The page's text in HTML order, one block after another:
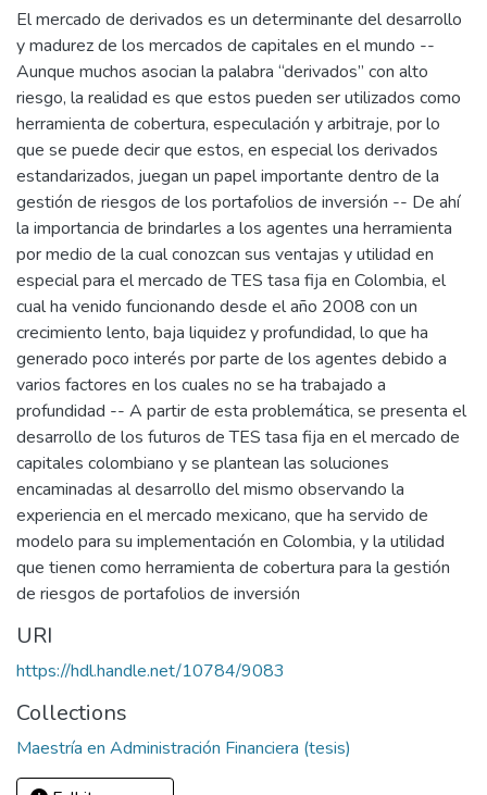
El mercado de derivados es un determinante del desarrollo
y madurez de los mercados de capitales en el mundo --
Aunque muchos asocian la palabra “derivados” con alto
riesgo, la realidad es que estos pueden ser utilizados como
herramienta de cobertura, especulación y arbitraje, por lo
que se puede decir que estos, en especial los derivados
estandarizados, juegan un papel importante dentro de la
gestión de riesgos de los portafolios de inversión -- De ahí
la importancia de brindarles a los agentes una herramienta
por medio de la cual conozcan sus ventajas y utilidad en
especial para el mercado de TES tasa fija en Colombia, el
cual ha venido funcionando desde el año 2008 con un
crecimiento lento, baja liquidez y profundidad, lo que ha
generado poco interés por parte de los agentes debido a
varios factores en los cuales no se ha trabajado a
profundidad -- A partir de esta problemática, se presenta el
desarrollo de los futuros de TES tasa fija en el mercado de
capitales colombiano y se plantean las soluciones
encaminadas al desarrollo del mismo observando la
experiencia en el mercado mexicano, que ha servido de
modelo para su implementación en Colombia, y la utilidad
que tienen como herramienta de cobertura para la gestión
de riesgos de portafolios de inversión
URI
https://hdl.handle.net/10784/9083
Collections
Maestría en Administración Financiera (tesis)